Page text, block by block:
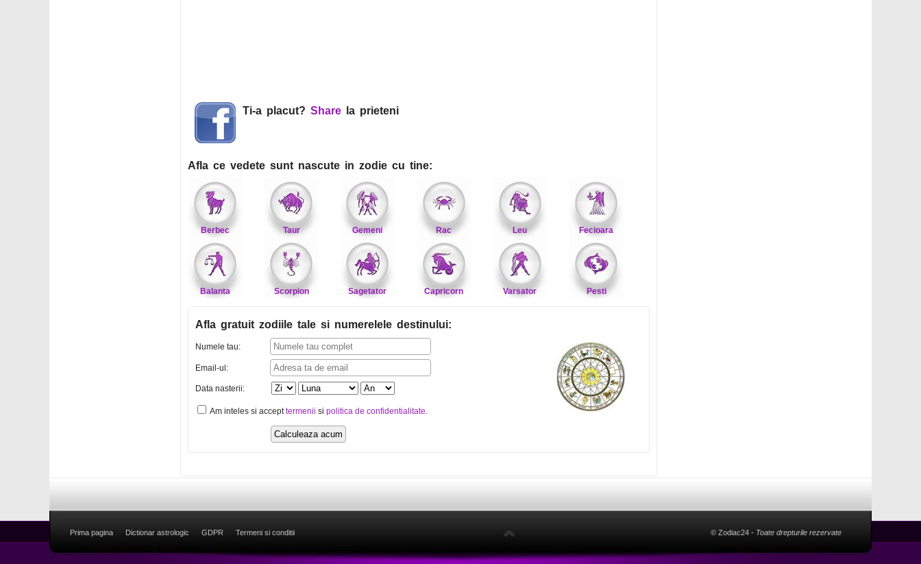
Ti-a placut? Share la prieteni
Afla ce vedete sunt nascute in zodie cu tine:
Berbec Taur Gemeni Rac Leu Fecioara
Balanta Scorpion Sagetator Capricorn Varsator Pesti
Afla gratuit zodiile tale si numerelele destinului:
Numele tau:
Email-ul:
Data nasterii:
Am inteles si accepttermenii si politica de confidentialitate.
Prima pagina Dictionar astrologic GDPR Termeni si conditii © Zodiac24 - Toate drepturile rezervate